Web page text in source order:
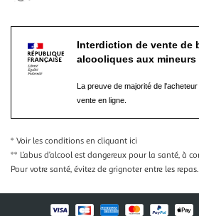
Interdiction de vente de
alcooliques aux mineurs
La preuve de majorité de
vente en ligne.
* Voir les conditions en cliquant ici
** L’abus d’alcool est dangereux pour la santé, à
Pour votre santé, évitez de grignoter entre les repas.